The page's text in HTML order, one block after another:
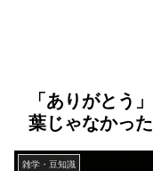
「ありがとう
葉じゃなかった
雑学・豆知識